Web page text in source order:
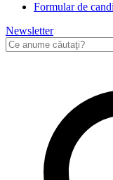
Formular de
Newsletter